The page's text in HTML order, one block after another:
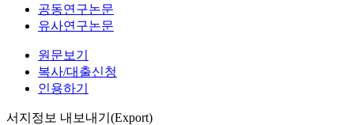
공동연구논문
유사연구논문
원문보기
복사/대출신청
인용하기
서지정보 내보내기(Export)